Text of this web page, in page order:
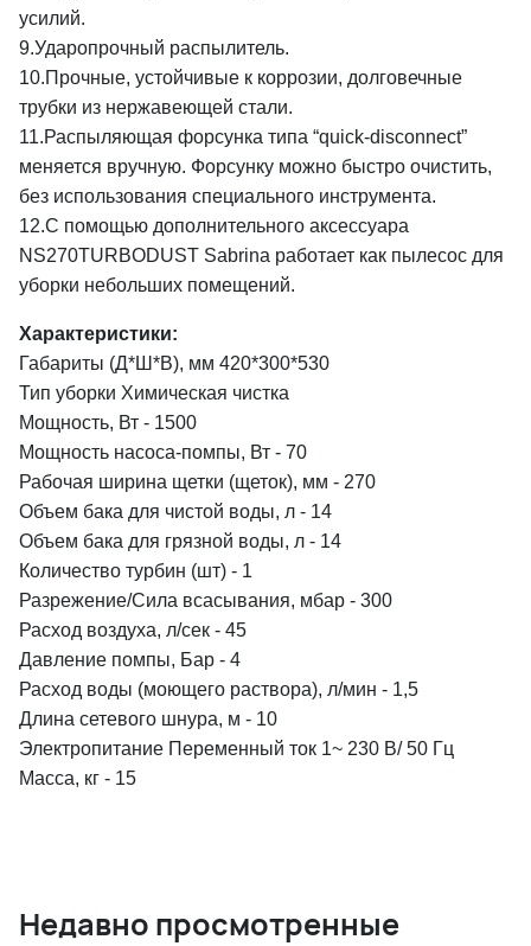
усилий.
9.Ударопрочный распылитель.
10.Прочные, устойчивые к коррозии, долговечные
трубки из нержавеющей стали.
11.Распыляющая форсунка типа “quick-disconnect”
меняется вручную. Форсунку можно быстро очистить,
без использования специального инструмента.
12.С помощью дополнительного аксессуара
NS270TURBODUST Sabrina работает как пылесос для
уборки небольших помещений.
Характеристики:
Габариты (Д*Ш*В), мм 420*300*530
Тип уборки Химическая чистка
Мощность, Вт - 1500
Мощность насоса-помпы, Вт - 70
Рабочая ширина щетки (щеток), мм - 270
Объем бака для чистой воды, л - 14
Объем бака для грязной воды, л - 14
Количество турбин (шт) - 1
Разрежение/Сила всасывания, мбар - 300
Расход воздуха, л/сек - 45
Давление помпы, Бар - 4
Расход воды (моющего раствора), л/мин - 1,5
Длина сетевого шнура, м - 10
Электропитание Переменный ток 1~ 230 В/ 50 Гц
Масса, кг - 15
Недавно просмотренные